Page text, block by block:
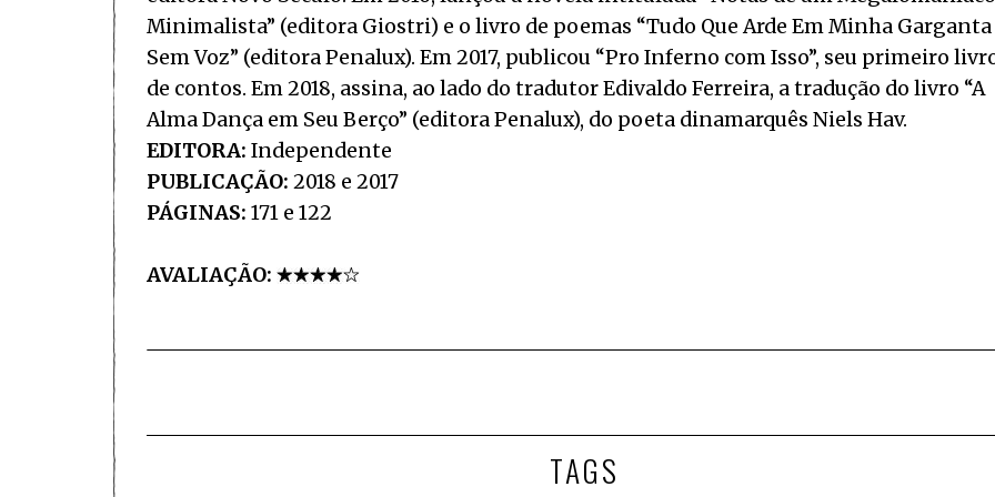
Minimalista” (editora Giostri) e o livro de poemas “Tudo Que Arde Em Minha Garganta
Sem Voz” (editora Penalux). Em 2017, publicou “Pro Inferno com Isso”, seu primeiro
de contos. Em 2018, assina, ao lado do tradutor Edivaldo Ferreira, a tradução do livro “A
Alma Dança em Seu Berço” (editora Penalux), do poeta dinamarquês Niels Hav.
EDITORA: Independente
PUBLICAÇÃO: 2018 e 2017
PÁGINAS: 171 e 122
AVALIAÇÃO:
TAGS